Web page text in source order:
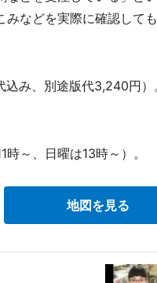
などを実際に確認して
み、別途版代3,240円）
～、日曜は13時～）。
地図を見る